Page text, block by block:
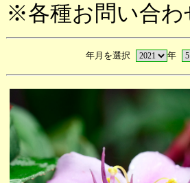
※各種お問い合わ
年月を選択 年